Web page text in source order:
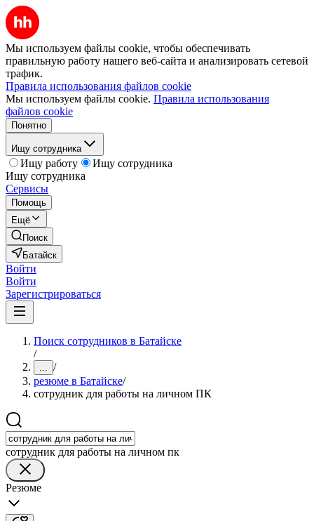
Мы используем файлы cookie, чтобы обеспечивать
правильную работу нашего веб-сайта и анализировать сетевой
трафик.
Правила использования файлов cookie
Мы используем файлы cookie. Правила использования
файлов cookie
Понятно
Ищу сотрудника
Ищу работу
Ищу сотрудника
Ищу сотрудника
Сервисы
Помощь
Ещё
Поиск
Батайск
Войти
Войти
Зарегистрироваться
Поиск сотрудников в Батайске
/
... /
резюме в Батайске/
сотрудник для работы на личном ПК
сотрудник для работы на личном пк
Резюме